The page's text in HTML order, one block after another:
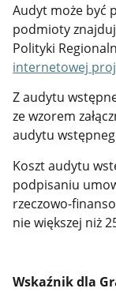
Audyt może być
podmioty
Polityki
internetowej
Z audytu
ze wzorem
audytu
Koszt audytu
podpisaniu
rzeczowo-
nie większej niż
Wskaźnik dla